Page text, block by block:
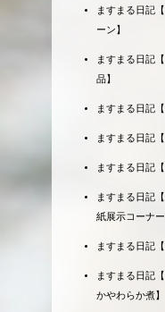
ますまる日記
ーン】
ますまる日記
品】
ますまる日記【
ますまる日記【
ますまる日記【
ますまる日記
紙展示コーナー
ますまる日記【
ますまる日記
かやわらか煮】